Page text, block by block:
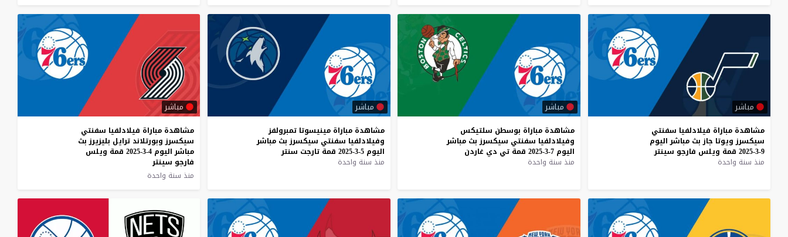
مباشر
مشاهدة مباراة فيلادلفيا سفنتي
سيكسرز ويوتا جاز بث مباشر اليوم
9-3-2025
قمة ويلس فارجو سينتر
منذ سنة واحدة
مباشر
مشاهدة مباراة بوسطن سلتيكس
وفيلادلفيا سفنتي سيكسرز بث مباشر
اليوم 7-3-2025 قمة تي دي غاردن
منذ سنة واحدة
مباشر
مشاهدة مباراة مينيسوتا تمبرولفز
وفيلادلفيا سفنتي سيكسرز بث مباشر
اليوم 5-3-2025 قمة تارجت سنتر
منذ سنة واحدة
مباشر
مشاهدة مباراة فيلادلفيا سفنتي
سيكسرز وبورتلاند ترايل بليزيرز بث
مباشر اليوم 4-3-2025 قمة ويلس
فارجو سينتر
منذ سنة واحدة